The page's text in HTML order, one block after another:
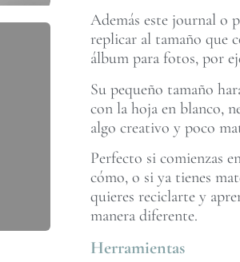
Además este journal o
replicar al tamaño que
álbum para fotos, por
Su pequeño tamaño
con la hoja en blanco,
algo creativo y poco
Perfecto si comienzas
cómo, o si ya tienes
quieres reciclarte y
manera diferente.
Herramientas